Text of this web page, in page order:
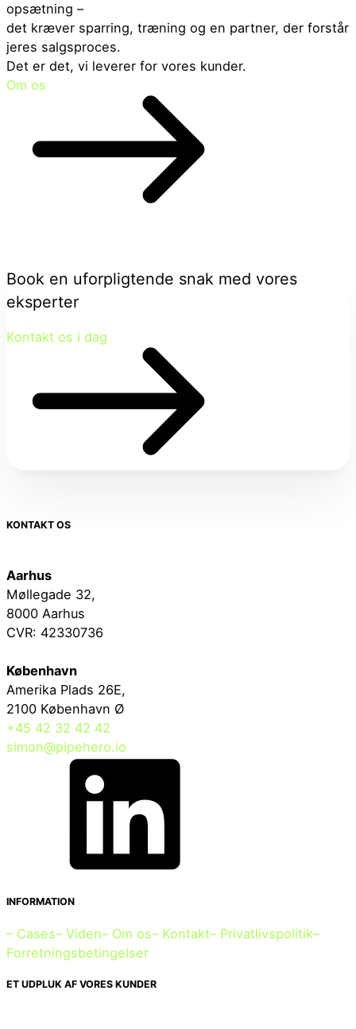
opsætning –
det kræver sparring, træning og en partner, der forstår
jeres salgsproces.
Det er det, vi leverer for vores kunder.
Om os
Book en uforpligtende snak med vores
eksperter
Kontakt os i dag
KONTAKT OS
Aarhus
Møllegade 32,
8000 Aarhus
CVR: 42330736
København
Amerika Plads 26E,
2100 København Ø
+45 42 32 42 42
simon@pipehero.io
INFORMATION
– Cases– Viden– Om os– Kontakt– Privatlivspolitik–
Forretningsbetingelser
ET UDPLUK AF VORES KUNDER